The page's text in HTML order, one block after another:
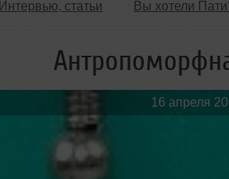
Интервью, статьи Вы хотели
Обзоры Вечеринок и Клубов
16 апреля